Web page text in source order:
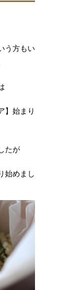
う方もい
】始まり
たが
始めまし